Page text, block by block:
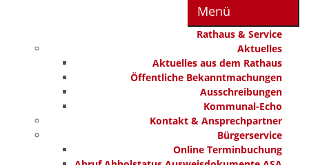
Menü
Rathaus & Service
Aktuelles
Aktuelles aus dem Rathaus
Öffentliche Bekanntmachungen
Ausschreibungen
Kommunal-Echo
Kontakt & Ansprechpartner
Bürgerservice
Online Terminbuchung